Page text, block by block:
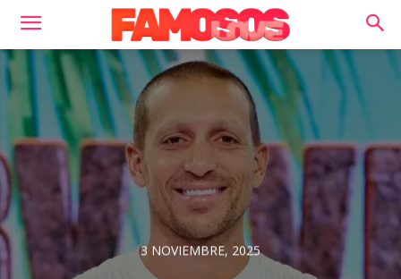
3 NOVIEMBRE, 2025